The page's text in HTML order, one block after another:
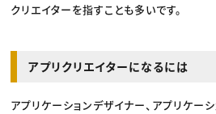
クリエイターを指すことも多いです。
アプリクリエイターになるには
アプリケーションデザイナー、アプリケー